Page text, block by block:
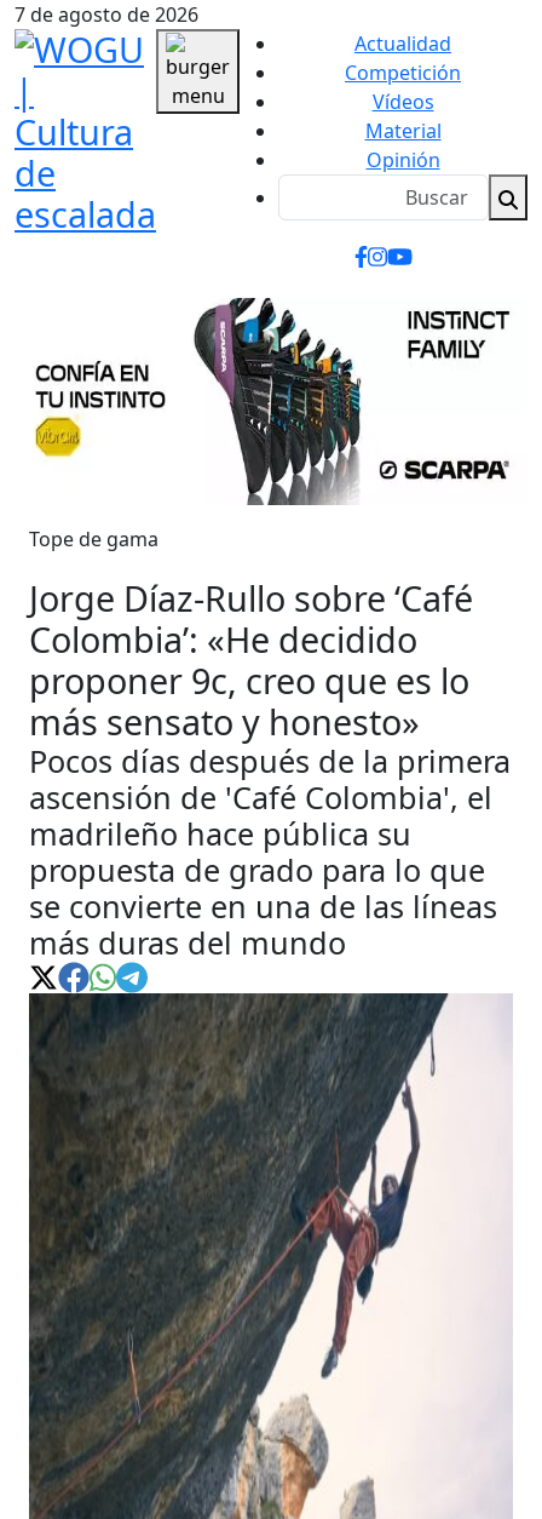
7 de agosto de 2026
Actualidad
Competición
Vídeos
Material
Opinión
Tope de gama
Jorge Díaz-Rullo sobre ‘Café
Colombia’: «He decidido
proponer 9c, creo que es lo
más sensato y honesto»
Pocos días después de la primera
ascensión de 'Café Colombia', el
madrileño hace pública su
propuesta de grado para lo que
se convierte en una de las líneas
más duras del mundo